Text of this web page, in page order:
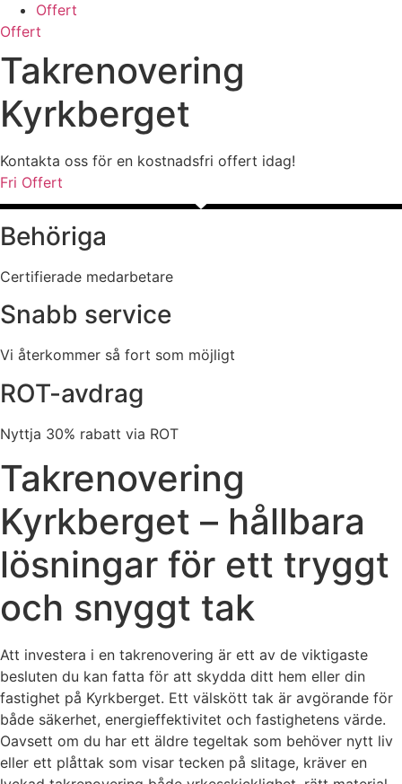
Offert
Offert
Takrenovering
Kyrkberget
Kontakta oss för en kostnadsfri offert idag!
Fri Offert
Behöriga
Certifierade medarbetare
Snabb service
Vi återkommer så fort som möjligt
ROT-avdrag
Nyttja 30% rabatt via ROT
Takrenovering
Kyrkberget – hållbara
lösningar för ett tryggt
och snyggt tak
Att investera i en takrenovering är ett av de viktigaste
besluten du kan fatta för att skydda ditt hem eller din
fastighet på Kyrkberget. Ett välskött tak är avgörande för
både säkerhet, energieffektivitet och fastighetens värde.
Oavsett om du har ett äldre tegeltak som behöver nytt liv
eller ett plåttak som visar tecken på slitage, kräver en